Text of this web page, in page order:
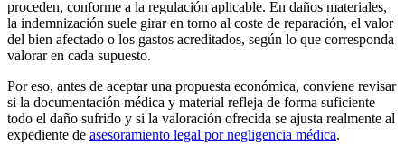
proceden, conforme a la regulación aplicable. En daños materiales,
la indemnización suele girar en torno al coste de reparación, el valor
del bien afectado o los gastos acreditados, según lo que corresponda
valorar en cada supuesto.
Por eso, antes de aceptar una propuesta económica, conviene revisar
si la documentación médica y material refleja de forma suficiente
todo el daño sufrido y si la valoración ofrecida se ajusta realmente al
expediente de asesoramiento legal por negligencia médica.